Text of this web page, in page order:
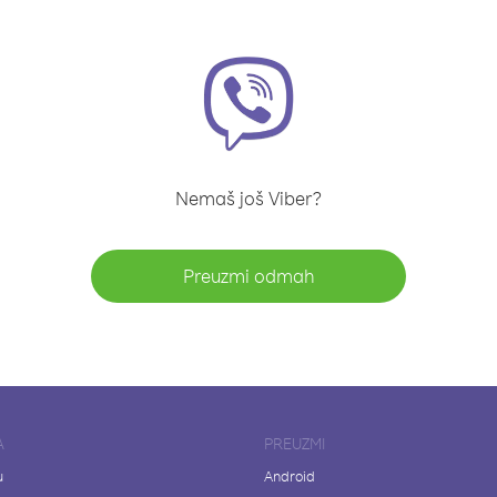
Nemaš još Viber?
Preuzmi odmah
PREUZMI
Android